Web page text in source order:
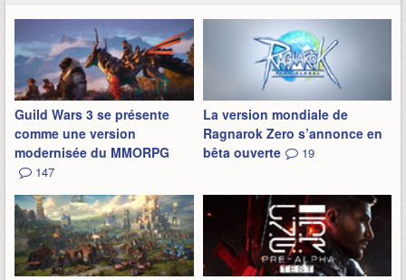
Guild Wars 3 se présente
comme une version
modernisée du MMORPG
147
La version mondiale de
Ragnarok Zero s’annonce en
bêta ouverte
19